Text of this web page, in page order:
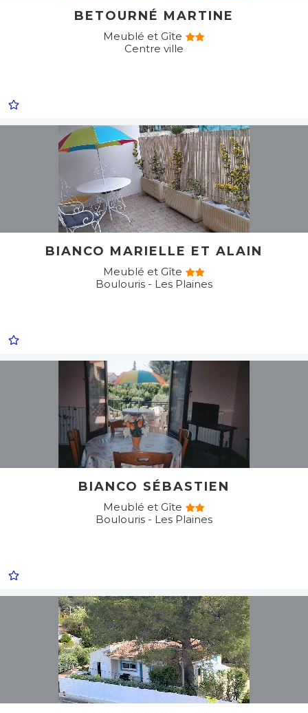
BETOURNÉ MARTINE
Meublé et Gîte
Centre ville
BIANCO MARIELLE ET ALAIN
Meublé et Gîte
Boulouris - Les Plaines
BIANCO SÉBASTIEN
Meublé et Gîte
Boulouris - Les Plaines